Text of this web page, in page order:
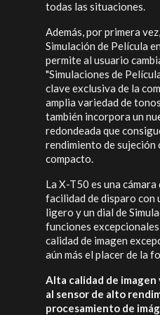
todas las situaciones.
Además, por primera
Simulación de Película
permite al usuario
"Simulaciones de
clave exclusiva de la
amplia variedad de
también incorpora un
redondeada que
rendimiento de sujeción
compacto.
La X-T50 es una
facilidad de disparo con
ligero y un dial de
funciones
calidad de imagen
aún más el placer de la
Alta calidad de
al sensor de alto
procesamiento de